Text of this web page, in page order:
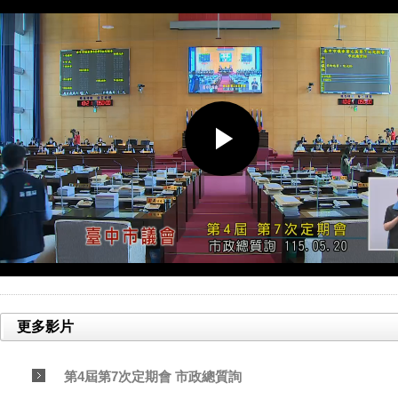
更多影片
第4屆第7次定期會 市政總質詢